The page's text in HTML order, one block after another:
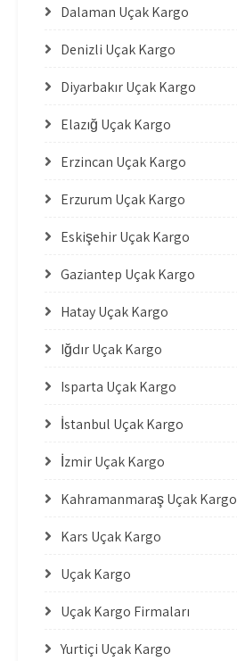
Dalaman Uçak Kargo
Denizli Uçak Kargo
Diyarbakır Uçak Kargo
Elazığ Uçak Kargo
Erzincan Uçak Kargo
Erzurum Uçak Kargo
Eskişehir Uçak Kargo
Gaziantep Uçak Kargo
Hatay Uçak Kargo
Iğdır Uçak Kargo
Isparta Uçak Kargo
İstanbul Uçak Kargo
İzmir Uçak Kargo
Kahramanmaraş Uçak Kargo
Kars Uçak Kargo
Uçak Kargo
Uçak Kargo Firmaları
Yurtiçi Uçak Kargo